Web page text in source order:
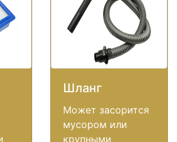
Шланг
Может засорится
мусором или
крупными